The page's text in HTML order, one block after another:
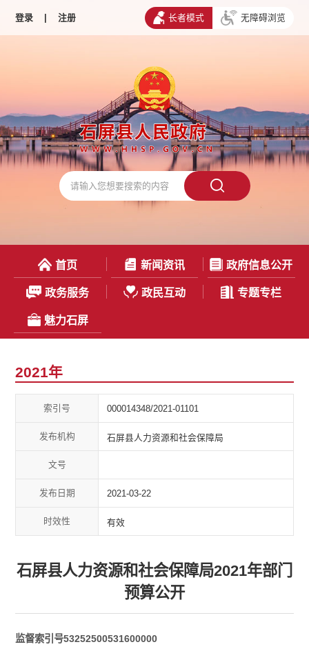
登录 | 注册 长者模式 无障碍浏览
首页 新闻资讯 政府信息公开
政务服务 政民互动 专题专栏
魅力石屏
2021年
索引号 000014348/2021-01101
发布机构 石屏县人力资源和社会保障局
文号
发布日期 2021-03-22
时效性 有效
石屏县人力资源和社会保障局2021年部门
预算公开
监督索引号53252500531600000